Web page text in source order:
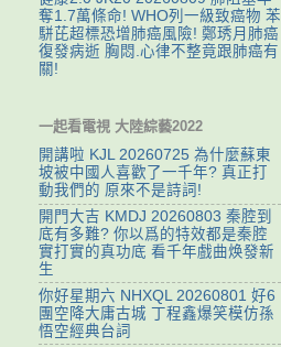
奪1.7萬條命! WHO列一級致癌物 苯
駢芘超標恐增肺癌風險! 鄭琇月肺癌
復發病逝 胸悶.心律不整竟跟肺癌有
關!
一起看電視 大陸綜藝2022
開講啦 KJL 20260725 為什麼蘇東
坡被中國人喜歡了一千年? 真正打
動我們的 原來不是詩詞!
開門大吉 KMDJ 20260803 秦腔到
底有多難? 你以爲的特效都是秦腔
實打實的真功底 看千年戲曲焕發新
生
你好星期六 NHXQL 20260801 好6
團空降大庸古城 丁程鑫爆笑模仿孫
悟空經典台詞